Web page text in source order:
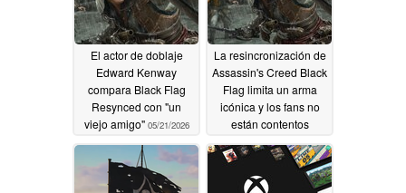
El actor de doblaje
Edward Kenway
compara Black Flag
Resynced con "un
viejo amigo" 05/21/2026
La resincronización de
Assassin's Creed Black
Flag limita un arma
icónica y los fans no
están contentos
05/02/2026